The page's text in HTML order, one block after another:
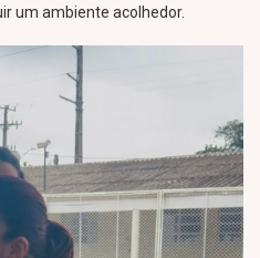
um ambiente acolhedor.